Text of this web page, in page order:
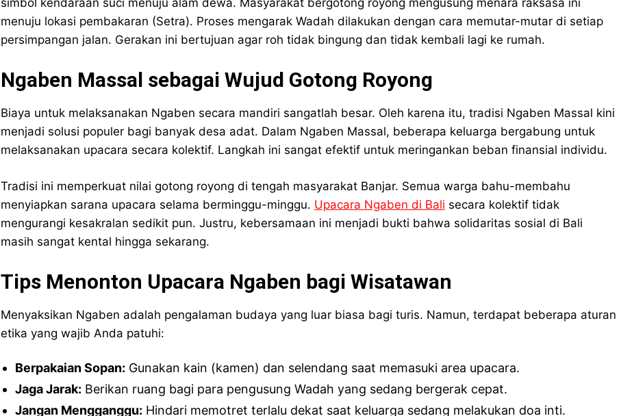
simbol kendaraan suci menuju alam dewa. Masyarakat bergotong royong mengusung menara raksasa ini
menuju lokasi pembakaran (Setra). Proses mengarak Wadah dilakukan dengan cara memutar-mutar di setiap
persimpangan jalan. Gerakan ini bertujuan agar roh tidak bingung dan tidak kembali lagi ke rumah.
Ngaben Massal sebagai Wujud Gotong Royong
Biaya untuk melaksanakan Ngaben secara mandiri sangatlah besar. Oleh karena itu, tradisi Ngaben Massal kini
menjadi solusi populer bagi banyak desa adat. Dalam Ngaben Massal, beberapa keluarga bergabung untuk
melaksanakan upacara secara kolektif. Langkah ini sangat efektif untuk meringankan beban finansial individu.
Tradisi ini memperkuat nilai gotong royong di tengah masyarakat Banjar. Semua warga bahu-membahu
menyiapkan sarana upacara selama berminggu-minggu. Upacara Ngaben di Bali secara kolektif tidak
mengurangi kesakralan sedikit pun. Justru, kebersamaan ini menjadi bukti bahwa solidaritas sosial di Bali
masih sangat kental hingga sekarang.
Tips Menonton Upacara Ngaben bagi Wisatawan
Menyaksikan Ngaben adalah pengalaman budaya yang luar biasa bagi turis. Namun, terdapat beberapa aturan
etika yang wajib Anda patuhi:
Berpakaian Sopan: Gunakan kain (kamen) dan selendang saat memasuki area upacara.
Jaga Jarak: Berikan ruang bagi para pengusung Wadah yang sedang bergerak cepat.
Jangan Mengganggu: Hindari memotret terlalu dekat saat keluarga sedang melakukan doa inti.